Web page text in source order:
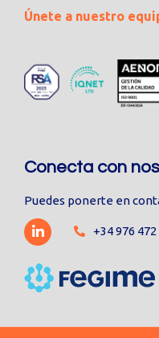
Únete a nuestro
Conecta con
Puedes ponerte en
+34 976 472